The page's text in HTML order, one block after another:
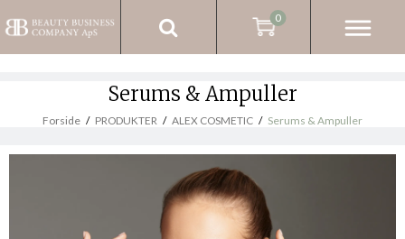
Serums & Ampuller
Forside / PRODUKTER / ALEX COSMETIC / Serums & Ampuller
0